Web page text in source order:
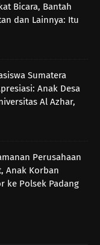
Bicara, Bantah
dan Lainnya: Itu
Sumatera
Anak Desa
Al Azhar,
Perusahaan
Anak Korban
ke Polsek Padang